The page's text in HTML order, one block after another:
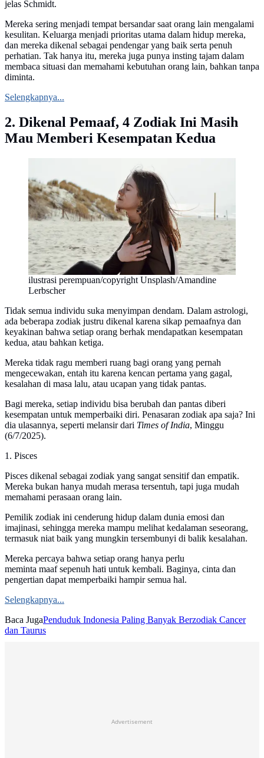
jelas Schmidt.
Mereka sering menjadi tempat bersandar saat orang lain mengalami
kesulitan. Keluarga menjadi prioritas utama dalam hidup mereka,
dan mereka dikenal sebagai pendengar yang baik serta penuh
perhatian. Tak hanya itu, mereka juga punya insting tajam dalam
membaca situasi dan memahami kebutuhan orang lain, bahkan tanpa
diminta.
Selengkapnya...
2. Dikenal Pemaaf, 4 Zodiak Ini Masih
Mau Memberi Kesempatan Kedua
ilustrasi perempuan/copyright Unsplash/Amandine
Lerbscher
Tidak semua individu suka menyimpan dendam. Dalam astrologi,
ada beberapa zodiak justru dikenal karena sikap pemaafnya dan
keyakinan bahwa setiap orang berhak mendapatkan kesempatan
kedua, atau bahkan ketiga.
Mereka tidak ragu memberi ruang bagi orang yang pernah
mengecewakan, entah itu karena kencan pertama yang gagal,
kesalahan di masa lalu, atau ucapan yang tidak pantas.
Bagi mereka, setiap individu bisa berubah dan pantas diberi
kesempatan untuk memperbaiki diri. Penasaran zodiak apa saja? Ini
dia ulasannya, seperti melansir dari Times of India, Minggu
(6/7/2025).
1. Pisces
Pisces dikenal sebagai zodiak yang sangat sensitif dan empatik.
Mereka bukan hanya mudah merasa tersentuh, tapi juga mudah
memahami perasaan orang lain.
Pemilik zodiak ini cenderung hidup dalam dunia emosi dan
imajinasi, sehingga mereka mampu melihat kedalaman seseorang,
termasuk niat baik yang mungkin tersembunyi di balik kesalahan.
Mereka percaya bahwa setiap orang hanya perlu
meminta maaf sepenuh hati untuk kembali. Baginya, cinta dan
pengertian dapat memperbaiki hampir semua hal.
Selengkapnya...
Baca JugaPenduduk Indonesia Paling Banyak Berzodiak Cancer
dan Taurus
Advertisement